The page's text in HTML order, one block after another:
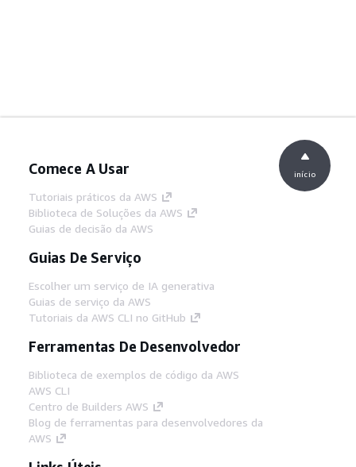
Comece A Usar
Tutoriais práticos da AWS
Biblioteca de Soluções da AWS
Guias de decisão da AWS
Guias De Serviço
Escolher um serviço de IA generativa
Guias de serviço da AWS
Tutoriais da AWS CLI no GitHub
Ferramentas De Desenvolvedor
Biblioteca de exemplos de código da AWS
AWS CLI
Centro de Builders AWS
Blog de ferramentas para desenvolvedores da
AWS
início